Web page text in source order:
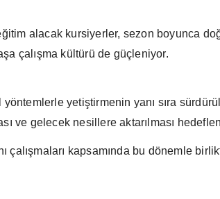
alacak kursiyerler, sezon boyunca
çalışma kültürü de güçleniyor.
yetiştirmenin yanı sıra
ve gelecek nesillere aktarılması
çalışmaları kapsamında bu dönemle